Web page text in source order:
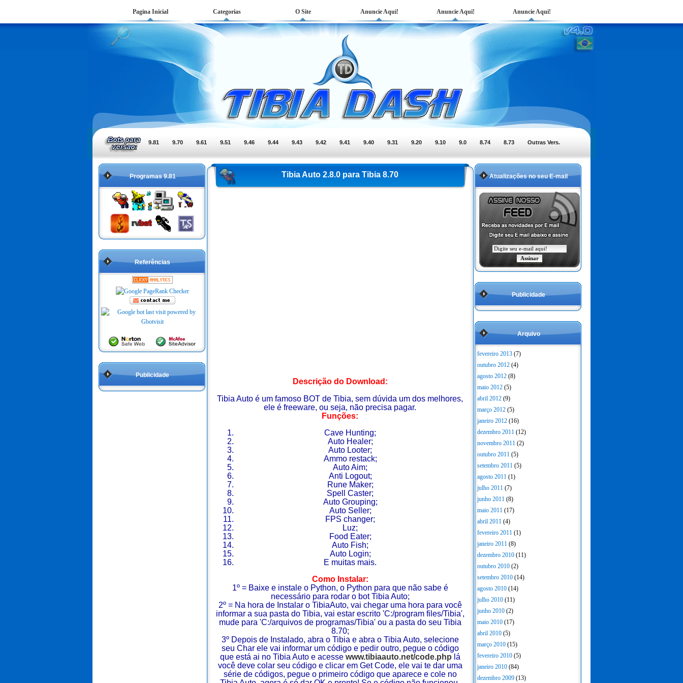
Pagina Inicial Categorias O Site Anuncie Aqui! Anuncie Aqui! Anuncie Aqui!
9.81 9.70 9.61 9.51 9.46 9.44 9.43 9.42 9.41 9.40 9.31 9.20 9.10 9.0 8.74 8.73 Outras Vers.
Programas 9.81
Referências
Publicidade
Tibia Auto 2.8.0 para Tibia 8.70
Descrição do Download:
Tibia Auto é um famoso BOT de Tibia, sem dúvida um dos melhores,
ele é freeware, ou seja, não precisa pagar.
Funções:
Cave Hunting;
Auto Healer;
Auto Looter;
Ammo restack;
Auto Aim;
Anti Logout;
Rune Maker;
Spell Caster;
Auto Grouping;
Auto Seller;
FPS changer;
Luz;
Food Eater;
Auto Fish;
Auto Login;
E muitas mais.
Como Instalar:
1º = Baixe e instale o Python, o Python para que não sabe é
necessário para rodar o bot Tibia Auto;
2º = Na hora de Instalar o TibiaAuto, vai chegar uma hora para você
informar a sua pasta do Tibia, vai estar escrito 'C:/program files/Tibia',
mude para 'C:/arquivos de programas/Tibia' ou a pasta do seu Tibia
8.70;
3º Depois de Instalado, abra o Tibia e abra o Tibia Auto, selecione
seu Char ele vai informar um código e pedir outro, pegue o código
que está ai no Tibia Auto e acesse www.tibiaauto.net/code.php lá
você deve colar seu código e clicar em Get Code, ele vai te dar uma
série de códigos, pegue o primeiro código que aparece e cole no
Atualizações no seu E-mail
Publicidade
Arquivo
fevereiro 2013 (7)
outubro 2012 (4)
agosto 2012 (8)
maio 2012 (5)
abril 2012 (9)
março 2012 (5)
janeiro 2012 (16)
dezembro 2011 (12)
novembro 2011 (2)
outubro 2011 (5)
setembro 2011 (5)
agosto 2011 (1)
julho 2011 (7)
junho 2011 (8)
maio 2011 (17)
abril 2011 (4)
fevereiro 2011 (1)
janeiro 2011 (8)
dezembro 2010 (11)
outubro 2010 (2)
setembro 2010 (14)
agosto 2010 (14)
julho 2010 (11)
junho 2010 (2)
maio 2010 (17)
abril 2010 (5)
março 2010 (15)
fevereiro 2010 (5)
janeiro 2010 (84)
dezembro 2009 (13)